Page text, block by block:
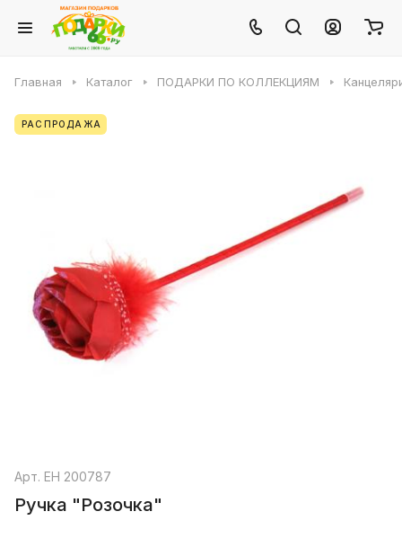
Главная Каталог ПОДАРКИ ПО КОЛЛЕКЦИЯМ
РАСПРОДАЖА
Арт. EH 200787
Ручка "Розочка"